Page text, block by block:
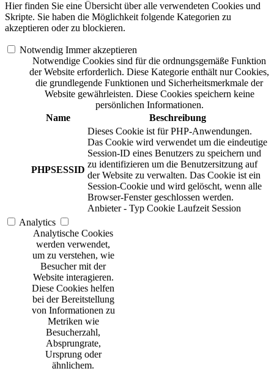
Hier finden Sie eine Übersicht über alle verwendeten Cookies und
Skripte. Sie haben die Möglichkeit folgende Kategorien zu
akzeptieren oder zu blockieren.
Notwendig Immer akzeptieren
Notwendige Cookies sind für die ordnungsgemäße Funktion
der Website erforderlich. Diese Kategorie enthält nur Cookies,
die grundlegende Funktionen und Sicherheitsmerkmale der
Website gewährleisten. Diese Cookies speichern keine
persönlichen Informationen.
Name
Beschreibung
PHPSESSID
Dieses Cookie ist für PHP-Anwendungen.
Das Cookie wird verwendet um die eindeutige
Session-ID eines Benutzers zu speichern und
zu identifizieren um die Benutzersitzung auf
der Website zu verwalten. Das Cookie ist ein
Session-Cookie und wird gelöscht, wenn alle
Browser-Fenster geschlossen werden.
Anbieter - Typ Cookie Laufzeit Session
Analytics
Analytische Cookies
werden verwendet,
um zu verstehen, wie
Besucher mit der
Website interagieren.
Diese Cookies helfen
bei der Bereitstellung
von Informationen zu
Metriken wie
Besucherzahl,
Absprungrate,
Ursprung oder
ähnlichem.